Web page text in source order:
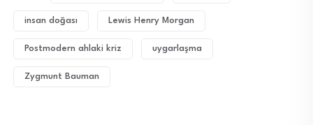
insan doğası Lewis Henry Morgan
Postmodern ahlaki kriz uygarlaşma
Zygmunt Bauman